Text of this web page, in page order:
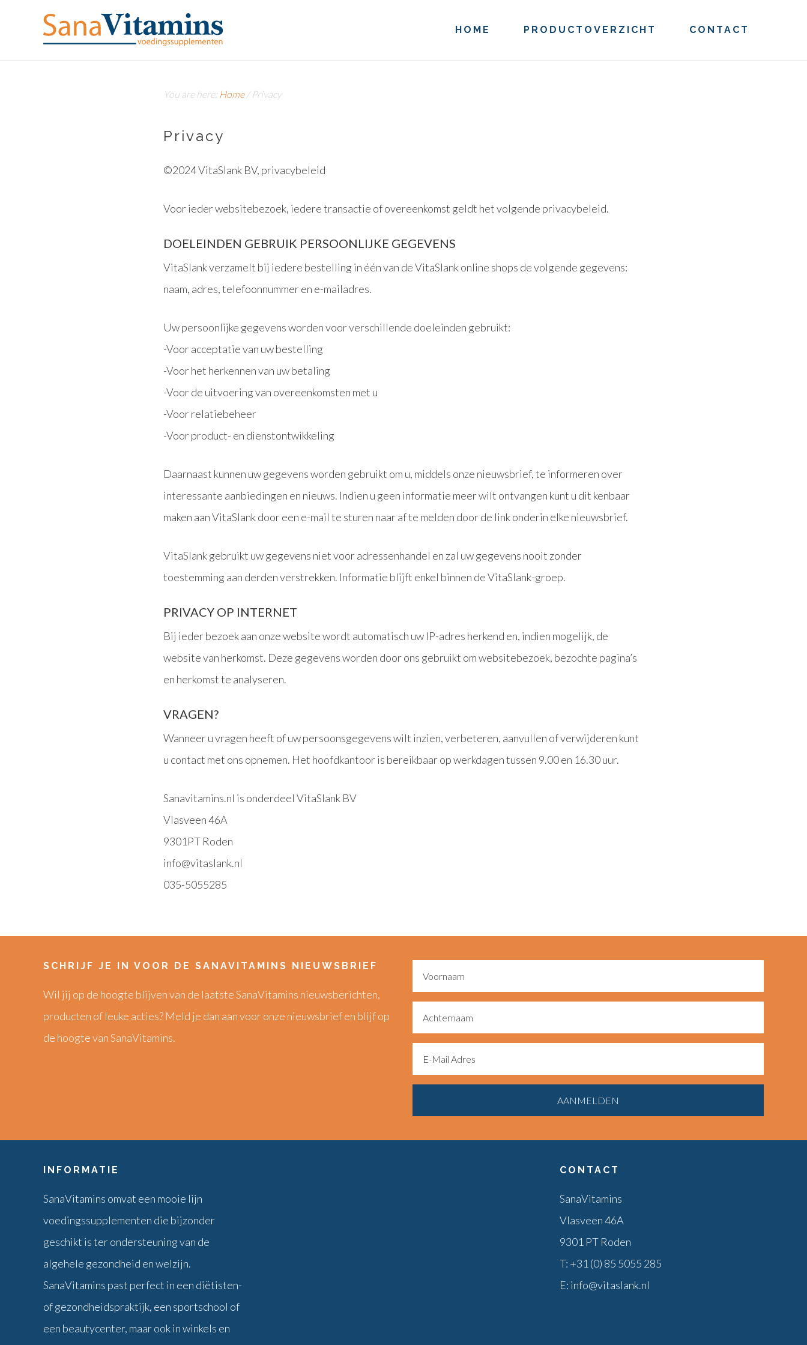
HOME PRODUCTOVERZICHT CONTACT
You are here: Home /Privacy
Privacy
©2024 VitaSlank BV, privacybeleid
Voor ieder websitebezoek, iedere transactie of overeenkomst geldt het volgende privacybeleid.
DOELEINDEN GEBRUIK PERSOONLIJKE GEGEVENS
VitaSlank verzamelt bij iedere bestelling in één van de VitaSlank online shops de volgende gegevens:
naam, adres, telefoonnummer en e-mailadres.
Uw persoonlijke gegevens worden voor verschillende doeleinden gebruikt:
-Voor acceptatie van uw bestelling
-Voor het herkennen van uw betaling
-Voor de uitvoering van overeenkomsten met u
-Voor relatiebeheer
-Voor product- en dienstontwikkeling
Daarnaast kunnen uw gegevens worden gebruikt om u, middels onze nieuwsbrief, te informeren over
interessante aanbiedingen en nieuws. Indien u geen informatie meer wilt ontvangen kunt u dit kenbaar
maken aan VitaSlank door een e-mail te sturen naar af te melden door de link onderin elke nieuwsbrief.
VitaSlank gebruikt uw gegevens niet voor adressenhandel en zal uw gegevens nooit zonder
toestemming aan derden verstrekken. Informatie blijft enkel binnen de VitaSlank-groep.
PRIVACY OP INTERNET
Bij ieder bezoek aan onze website wordt automatisch uw IP-adres herkend en, indien mogelijk, de
website van herkomst. Deze gegevens worden door ons gebruikt om websitebezoek, bezochte pagina’s
en herkomst te analyseren.
VRAGEN?
Wanneer u vragen heeft of uw persoonsgegevens wilt inzien, verbeteren, aanvullen of verwijderen kunt
u contact met ons opnemen. Het hoofdkantoor is bereikbaar op werkdagen tussen 9.00 en 16.30 uur.
Sanavitamins.nl is onderdeel VitaSlank BV
Vlasveen 46A
9301PT Roden
info@vitaslank.nl
035-5055285
SCHRIJF JE IN VOOR DE SANAVITAMINS NIEUWSBRIEF
Wil jij op de hoogte blijven van de laatste SanaVitamins nieuwsberichten,
producten of leuke acties? Meld je dan aan voor onze nieuwsbrief en blijf op
de hoogte van SanaVitamins.
INFORMATIE
SanaVitamins omvat een mooie lijn
voedingssupplementen die bijzonder
geschikt is ter ondersteuning van de
algehele gezondheid en welzijn.
SanaVitamins past perfect in een diëtisten-
of gezondheidspraktijk, een sportschool of
een beautycenter, maar ook in winkels en
CONTACT
SanaVitamins
Vlasveen 46A
9301 PT Roden
T: +31 (0) 85 5055 285
E: info@vitaslank.nl